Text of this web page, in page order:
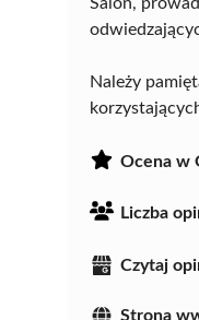
Należy
Ocena w
Liczba
Czytaj
Strona